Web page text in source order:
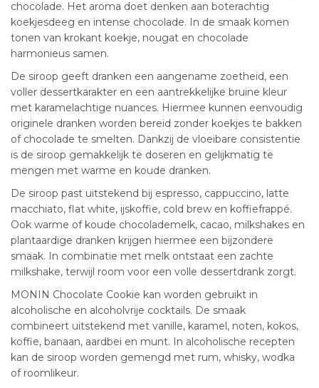
chocolade. Het aroma doet denken aan boterachtig
koekjesdeeg en intense chocolade. In de smaak komen
tonen van krokant koekje, nougat en chocolade
harmonieus samen.
De siroop geeft dranken een aangename zoetheid, een
voller dessertkarakter en een aantrekkelijke bruine kleur
met karamelachtige nuances. Hiermee kunnen eenvoudig
originele dranken worden bereid zonder koekjes te bakken
of chocolade te smelten. Dankzij de vloeibare consistentie
is de siroop gemakkelijk te doseren en gelijkmatig te
mengen met warme en koude dranken.
De siroop past uitstekend bij espresso, cappuccino, latte
macchiato, flat white, ijskoffie, cold brew en koffiefrappé.
Ook warme of koude chocolademelk, cacao, milkshakes en
plantaardige dranken krijgen hiermee een bijzondere
smaak. In combinatie met melk ontstaat een zachte
milkshake, terwijl room voor een volle dessertdrank zorgt.
MONIN Chocolate Cookie kan worden gebruikt in
alcoholische en alcoholvrije cocktails. De smaak
combineert uitstekend met vanille, karamel, noten, kokos,
koffie, banaan, aardbei en munt. In alcoholische recepten
kan de siroop worden gemengd met rum, whisky, wodka
of roomlikeur.